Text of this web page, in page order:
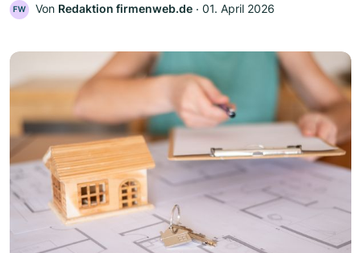
FW Von Redaktion firmenweb.de ‧ 01. April 2026